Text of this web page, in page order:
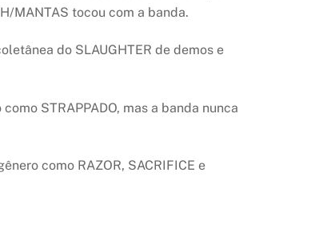
MANTAS tocou com a banda.
do SLAUGHTER de demos e
STRAPPADO, mas a banda nunca
como RAZOR, SACRIFICE e